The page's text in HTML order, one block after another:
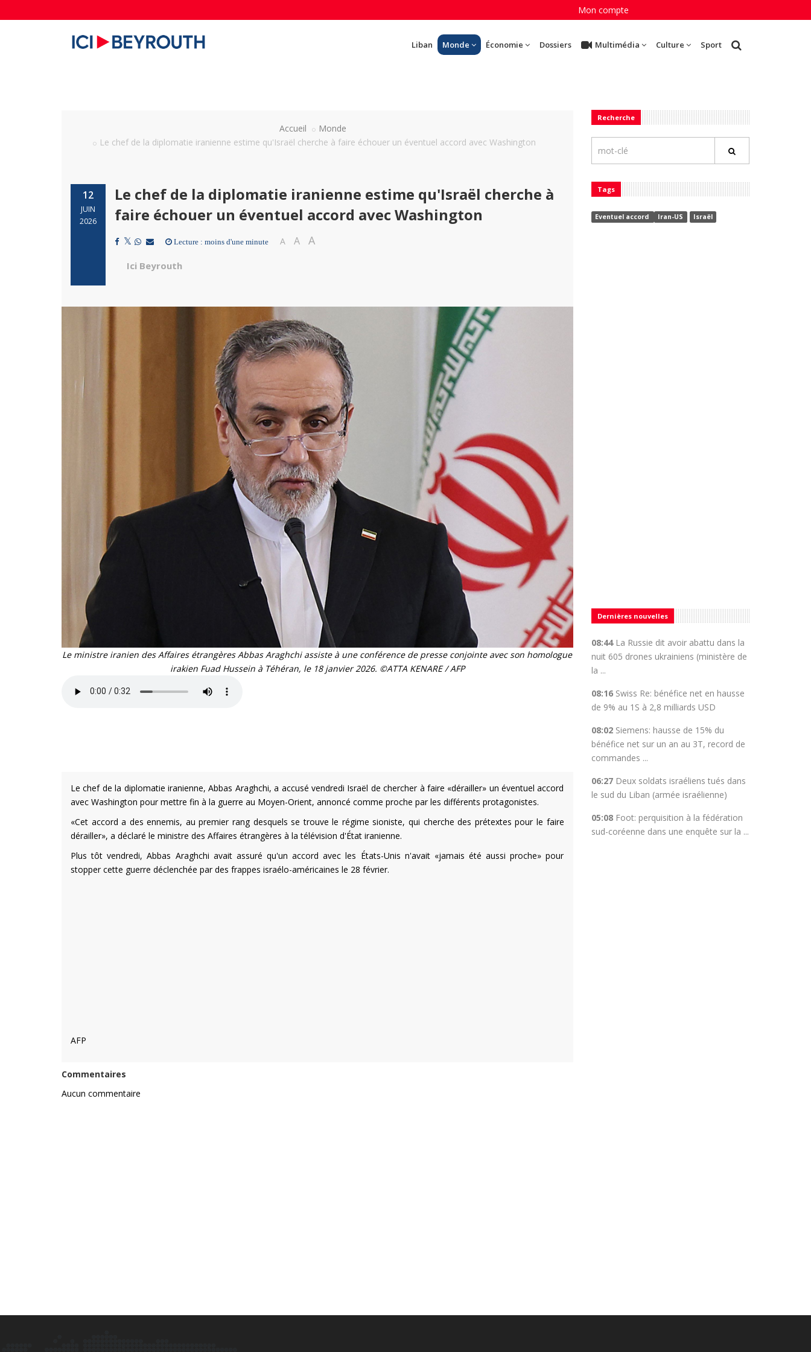
Mon compte
Liban Monde Économie Dossiers Multimédia Culture Sport
Accueil
Monde
Le chef de la diplomatie iranienne estime qu'Israël cherche à faire échouer un éventuel accord avec Washington
12
JUIN
2026
Le chef de la diplomatie iranienne estime qu'Israël cherche à
faire échouer un éventuel accord avec Washington
Lecture : moins d'une minute A A A
Ici Beyrouth
Le ministre iranien des Affaires étrangères Abbas Araghchi assiste à une conférence de presse conjointe avec son homologue
irakien Fuad Hussein à Téhéran, le 18 janvier 2026. ©ATTA KENARE / AFP
Le chef de la diplomatie iranienne, Abbas Araghchi, a accusé vendredi Israël de chercher à faire «dérailler» un éventuel accord
avec Washington pour mettre fin à la guerre au Moyen-Orient, annoncé comme proche par les différents protagonistes.
«Cet accord a des ennemis, au premier rang desquels se trouve le régime sioniste, qui cherche des prétextes pour le faire
dérailler», a déclaré le ministre des Affaires étrangères à la télévision d'État iranienne.
Plus tôt vendredi, Abbas Araghchi avait assuré qu'un accord avec les États-Unis n'avait «jamais été aussi proche» pour
stopper cette guerre déclenchée par des frappes israélo-américaines le 28 février.
AFP
Commentaires
Aucun commentaire
Recherche
Tags
Eventuel accord Iran-US Israël
Dernières nouvelles
08:44 La Russie dit avoir abattu dans la
nuit 605 drones ukrainiens (ministère de
la ...
08:16 Swiss Re: bénéfice net en hausse
de 9% au 1S à 2,8 milliards USD
08:02 Siemens: hausse de 15% du
bénéfice net sur un an au 3T, record de
commandes ...
06:27 Deux soldats israéliens tués dans
le sud du Liban (armée israélienne)
05:08 Foot: perquisition à la fédération
sud-coréenne dans une enquête sur la ...